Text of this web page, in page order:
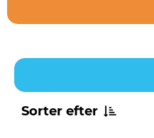
Sorter efter